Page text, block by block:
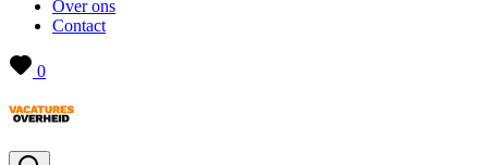
Over ons
Contact
0